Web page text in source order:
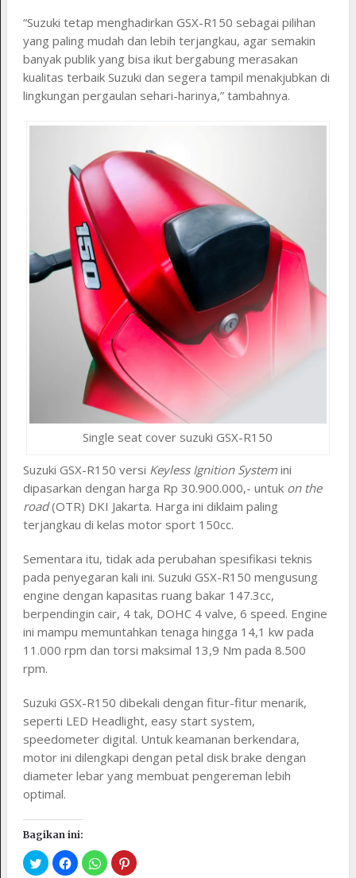
“Suzuki tetap menghadirkan GSX-R150 sebagai pilihan
yang paling mudah dan lebih terjangkau, agar semakin
banyak publik yang bisa ikut bergabung merasakan
kualitas terbaik Suzuki dan segera tampil menakjubkan di
lingkungan pergaulan sehari-harinya,” tambahnya.
Single seat cover suzuki GSX-R150
Suzuki GSX-R150 versi Keyless Ignition Systemini
dipasarkan dengan harga Rp 30.900.000,- untuk on the
road(OTR) DKI Jakarta. Harga ini diklaim paling
terjangkau di kelas motor sport 150cc.
Sementara itu, tidak ada perubahan spesifikasi teknis
pada penyegaran kali ini. Suzuki GSX-R150 mengusung
engine dengan kapasitas ruang bakar 147.3cc,
berpendingin cair, 4 tak, DOHC 4 valve, 6 speed. Engine
ini mampu memuntahkan tenaga hingga 14,1 kw pada
11.000 rpm dan torsi maksimal 13,9 Nm pada 8.500
rpm.
Suzuki GSX-R150 dibekali dengan fitur-fitur menarik,
seperti LED Headlight, easy start system,
speedometer digital. Untuk keamanan berkendara,
motor ini dilengkapi dengan petal disk brake dengan
diameter lebar yang membuat pengereman lebih
optimal.
Bagikan ini: